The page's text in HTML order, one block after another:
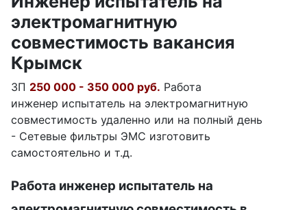
электромагнитную
совместимость вакансия
Крымск
ЗП 250 000 - 350 000 руб. Работа
инженер испытатель на электромагнитную
совместимость удаленно или на полный день
- Сетевые фильтры ЭМС изготовить
самостоятельно и т.д.
Работа инженер испытатель на